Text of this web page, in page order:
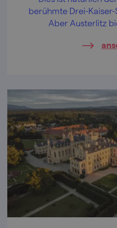
berühmte Drei-
Aber Austerlitz
weitläufigen Kellern